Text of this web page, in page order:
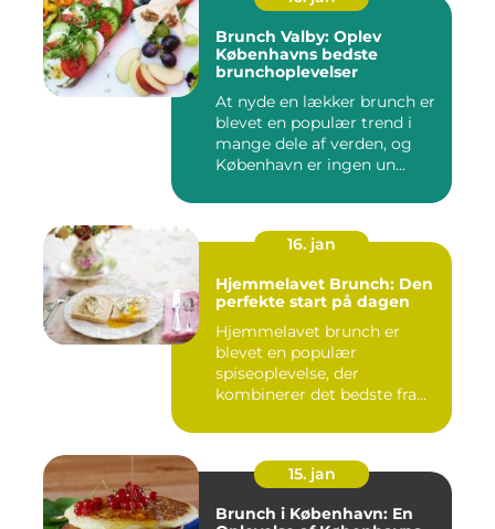
Brunch Valby: Oplev
Københavns bedste
brunchoplevelser
At nyde en lækker brunch er
blevet en populær trend i
mange dele af verden, og
København er ingen un...
16. jan
Hjemmelavet Brunch: Den
perfekte start på dagen
Hjemmelavet brunch er
blevet en populær
spiseoplevelse, der
kombinerer det bedste fra
15. jan
Brunch i København: En